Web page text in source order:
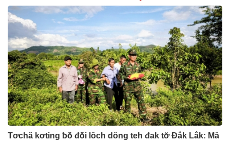
Tơchă kơting ƀô̆ đô̆i lôch dŏng teh đak tơ̆ Đắk Lắk: Mă